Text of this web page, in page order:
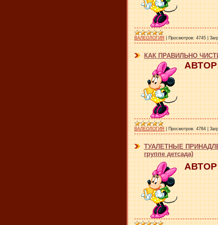
ВАЛЕОЛОГИЯ Просмотров: 4745
КАК ПРАВИЛЬНО
ВАЛЕОЛОГИЯ Просмотров: 4784
ТУАЛЕТНЫЕ
группе детсада)